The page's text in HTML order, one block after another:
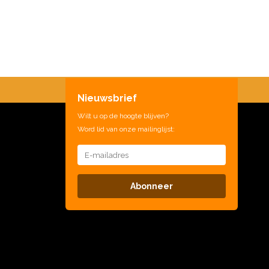
Nieuwsbrief
Wilt u op de hoogte blijven?
Word lid van onze mailinglijst:
Abonneer